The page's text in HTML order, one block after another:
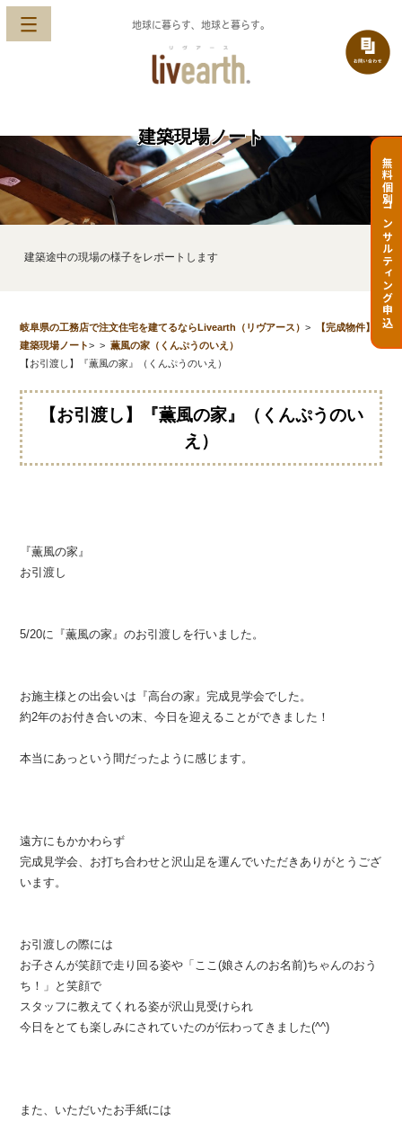
地球に暮らす、地球と暮らす。
無料個別コンサルティング申込
建築現場ノート
建築途中の現場の様子をレポートします
岐阜県の工務店で注文住宅を建てるならLivearth（リヴアース）>
建築現場ノート>
【完成物件】
薫風の家（くんぷうのいえ）
>
【お引渡し】『薫風の家』（くんぷうのいえ）
【お引渡し】『薫風の家』（くんぷうのい
え）
『薫風の家』
お引渡し
5/20に『薫風の家』のお引渡しを行いました。
お施主様との出会いは『高台の家』完成見学会でした。
約2年のお付き合いの末、今日を迎えることができました！
本当にあっという間だったように感じます。
遠方にもかかわらず
完成見学会、お打ち合わせと沢山足を運んでいただきありがとうござ
います。
お引渡しの際には
お子さんが笑顔で走り回る姿や「ここ(娘さんのお名前)ちゃんのおう
ち！」と笑顔で
スタッフに教えてくれる姿が沢山見受けられ
今日をとても楽しみにされていたのが伝わってきました(^^)
また、いただいたお手紙には